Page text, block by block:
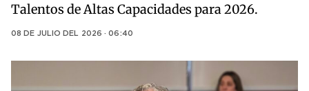
Talentos de Altas Capacidades para 2026.
08 DE JULIO DEL 2026 · 06:40